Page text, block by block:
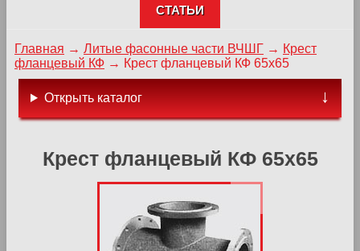
СТАТЬИ
Главная → Литые фасонные части ВЧШГ → Крест
фланцевый КФ → Крест фланцевый КФ 65х65
Крест фланцевый КФ 65х65
Открыть каталог